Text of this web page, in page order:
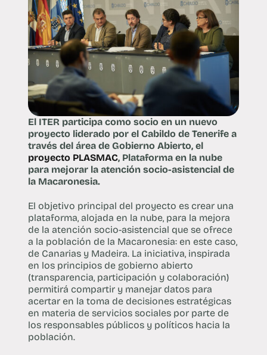
El ITER participa como socio en un nuevo
proyecto liderado por el Cabildo de Tenerife a
través del área de Gobierno Abierto, el
proyecto PLASMAC, Plataforma en la nube
para mejorar la atención socio-asistencial de
la Macaronesia.
El objetivo principal del proyecto es crear una
plataforma, alojada en la nube, para la mejora
de la atención socio-asistencial que se ofrece
a la población de la Macaronesia: en este caso,
de Canarias y Madeira. La iniciativa, inspirada
en los principios de gobierno abierto
(transparencia, participación y colaboración)
permitirá compartir y manejar datos para
acertar en la toma de decisiones estratégicas
en materia de servicios sociales por parte de
los responsables públicos y políticos hacia la
población.